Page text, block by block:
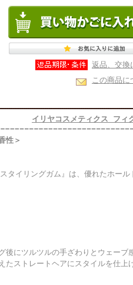
返品、交換
この商品に
イリヤコスメティクス フィ
性＞
タイリングガム』は、優れたホー
後にツルツルの手ざわりとウェーブ
ストレートヘアにスタイルを仕上